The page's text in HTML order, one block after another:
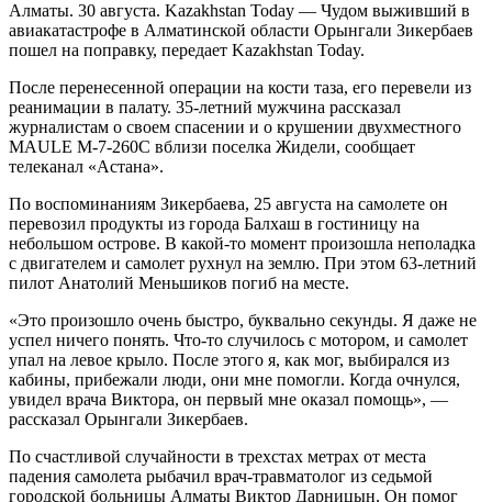
Алматы. 30 августа. Kazakhstan Today — Чудом выживший в
авиакатастрофе в Алматинской области Орынгали Зикербаев
пошел на поправку, передает Kazakhstan Today.
После перенесенной операции на кости таза, его перевели из
реанимации в палату. 35-летний мужчина рассказал
журналистам о своем спасении и о крушении двухместного
MAULE М-7-260С вблизи поселка Жидели, сообщает
телеканал «Астана».
По воспоминаниям Зикербаева, 25 августа на самолете он
перевозил продукты из города Балхаш в гостиницу на
небольшом острове. В какой-то момент произошла неполадка
с двигателем и самолет рухнул на землю. При этом 63-летний
пилот Анатолий Меньшиков погиб на месте.
«Это произошло очень быстро, буквально секунды. Я даже не
успел ничего понять. Что-то случилось с мотором, и самолет
упал на левое крыло. После этого я, как мог, выбирался из
кабины, прибежали люди, они мне помогли. Когда очнулся,
увидел врача Виктора, он первый мне оказал помощь», —
рассказал Орынгали Зикербаев.
По счастливой случайности в трехстах метрах от места
падения самолета рыбачил врач-травматолог из седьмой
городской больницы Алматы Виктор Дарницын. Он помог